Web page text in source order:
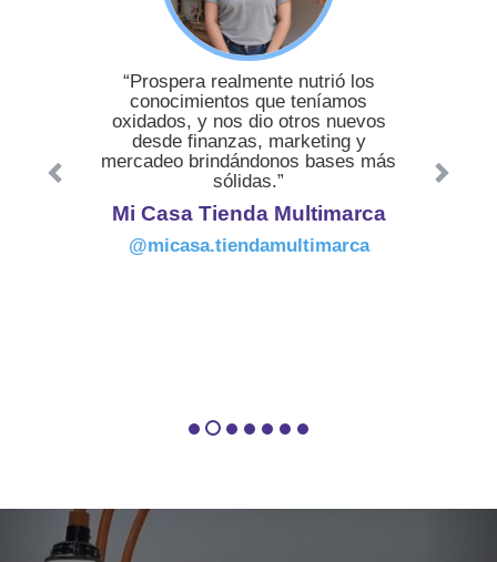
“Prospera realmente nutrió los
conocimientos que teníamos
oxidados, y nos dio otros nuevos
desde finanzas, marketing y
mercadeo brindándonos bases más
sólidas.”
Mi Casa Tienda Multimarca
@micasa.tiendamultimarca
Previous